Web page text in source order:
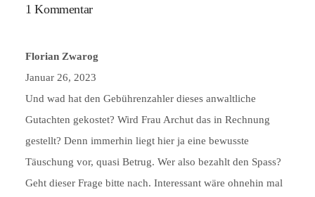
1 Kommentar
Florian Zwarog
Januar 26, 2023
Und wad hat den Gebührenzahler dieses anwaltliche
Gutachten gekostet? Wird Frau Archut das in Rechnung
gestellt? Denn immerhin liegt hier ja eine bewusste
Täuschung vor, quasi Betrug. Wer also bezahlt den Spass?
Geht dieser Frage bitte nach. Interessant wäre ohnehin mal